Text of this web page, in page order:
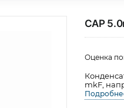
CAP
Оценка
mkF,